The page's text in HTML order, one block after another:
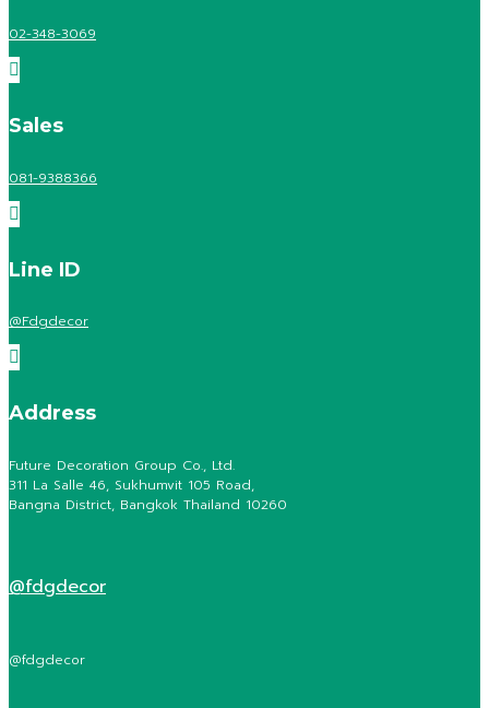
02-348-3069

Sales
081-9388366

Line ID
@Fdgdecor

Address
Future Decoration Group Co., Ltd.
311 La Salle 46, Sukhumvit 105 Road,
Bangna District, Bangkok Thailand 10260
@fdgdecor
@fdgdecor